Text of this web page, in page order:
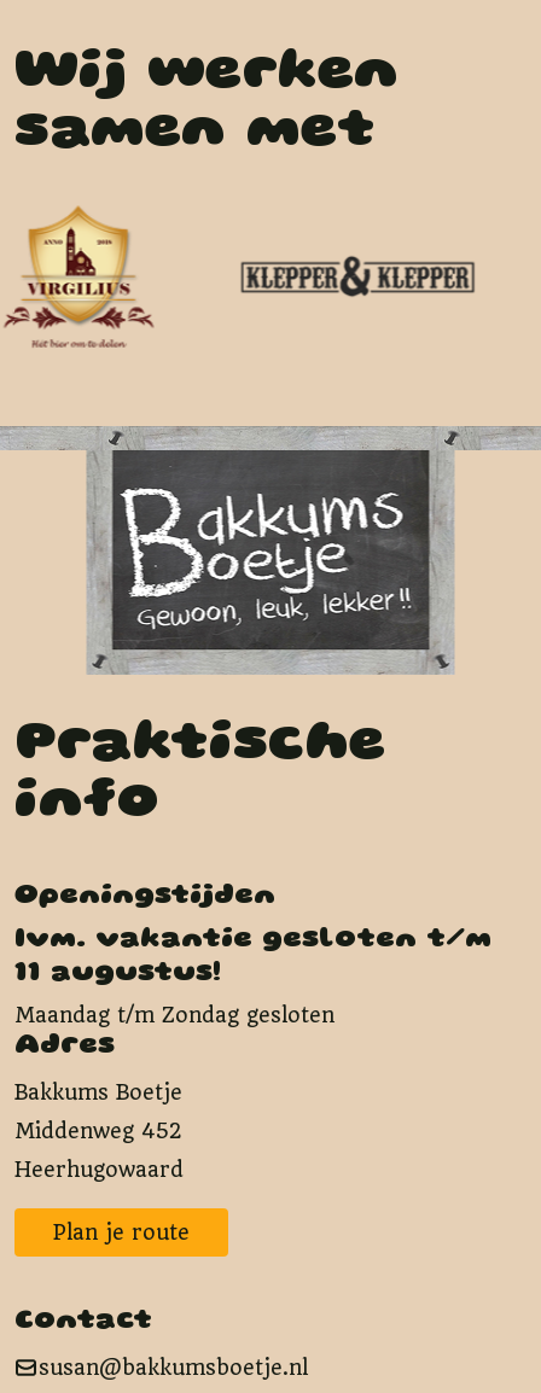
Wij werken
samen met
Praktische
info
Openingstijden
Ivm. vakantie gesloten t/m
11 augustus!
Maandag t/m Zondag gesloten
Adres
Bakkums Boetje
Middenweg 452
Heerhugowaard
Plan je route
Contact
susan@bakkumsboetje.nl